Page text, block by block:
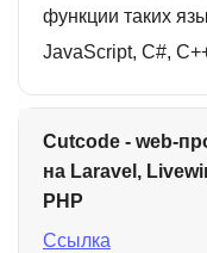
функции таких
JavaScript, C#,
Cutcode - web-
на Laravel,
PHP
Ссылка